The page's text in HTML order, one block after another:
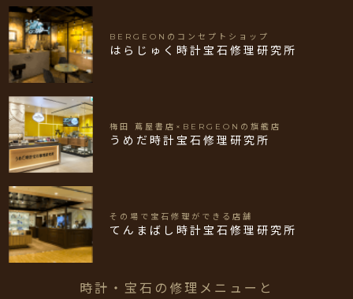
BERGEONのコンセプトショップ
はらじゅく時計宝石修理研究所
梅田 蔦屋書店×BERGEONの旗艦店
うめだ時計宝石修理研究所
その場で宝石修理ができる店舗
てんまばし時計宝石修理研究所
時計・宝石の修理メニューと